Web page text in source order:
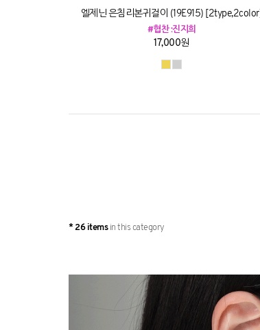
엘제닌 은침리본귀걸이 (19E915) [2type,2color]
#협찬 :진지희
17,000원
* 26 itemsin this category